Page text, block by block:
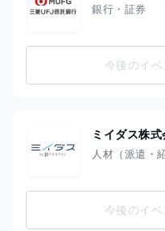
銀行・証券
今後のイ
ミイダス株
人材（派遣・
今後のイ